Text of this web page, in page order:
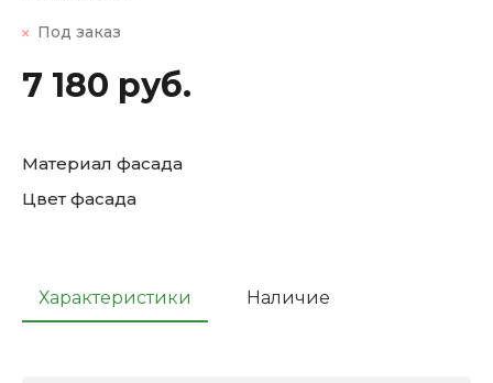
Под заказ
7 180 руб.
Материал фасада
Цвет фасада
Характеристики Наличие